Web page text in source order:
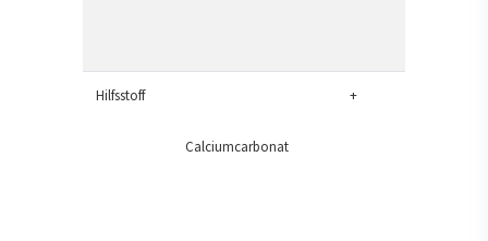
Hilfsstoff
Calciumcarbonat
+